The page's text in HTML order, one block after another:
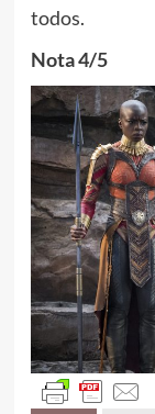
todos.
Nota 4/5